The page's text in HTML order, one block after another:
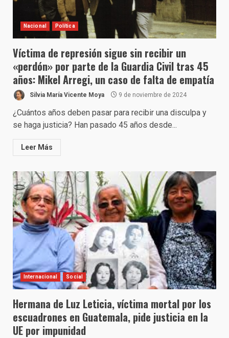
Nacional Política
Víctima de represión sigue sin recibir un
«perdón» por parte de la Guardia Civil tras 45
años: Mikel Arregi, un caso de falta de empatía
Silvia María Vicente Moya 9 de noviembre de 2024
¿Cuántos años deben pasar para recibir una disculpa y
se haga justicia? Han pasado 45 años desde...
Leer Más
Internacional Social
Hermana de Luz Leticia, víctima mortal por los
escuadrones en Guatemala, pide justicia en la
UE por impunidad